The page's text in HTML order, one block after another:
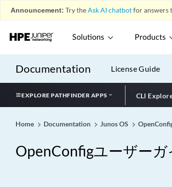
Announcement: Try theAsk AI chatbotfor answers
Solutions Products
Documentation License Guide
EXPLORE PATHFINDER APPS CLI
Home Documentation Junos OS
OpenConfigユーザーガ